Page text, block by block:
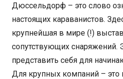
Дюссельдорф – это слово
настоящих караванистов.
крупнейшая в мире (!)
сопутствующих снаряжений.
представить себя для
Для крупных компаний – это